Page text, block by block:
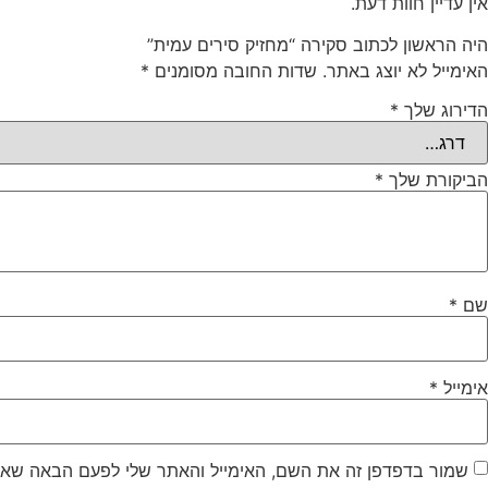
היה הראשון לכתוב סקירה “מחזיק סירים עמית”
האימייל לא יוצג באתר. שדות החובה מסומנים *
הדירוג שלך *
הביקורת שלך *
שם *
אימייל *
שמור בדפדפן זה את השם, האימייל והאתר שלי לפעם הבאה